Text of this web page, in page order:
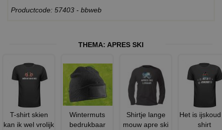
Productcode: 57403 - bbweb
THEMA: APRES SKI
T-shirt skien
kan ik wel vrolijk
Wintermuts
bedrukbaar
Shirtje lange
mouw apre ski
Het is
shirt